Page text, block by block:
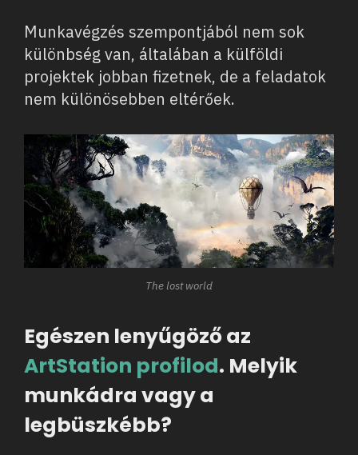
Munkavégzés szempontjából nem sok
különbség van, általában a külföldi
projektek jobban fizetnek, de a feladatok
nem különösebben eltérőek.
The lost world
Egészen lenyűgöző az
ArtStation profilod. Melyik
munkádra vagy a
legbüszkébb?